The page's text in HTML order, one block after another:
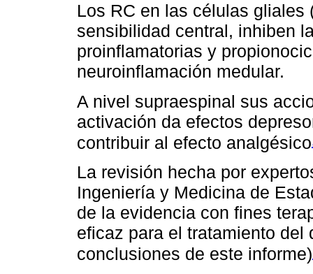
Los RC en las células
sensibilidad central, inhiben
proinflamatorias y
neuroinflamación medular.
A nivel supraespinal sus
activación da efectos
contribuir al efecto analgésico
La revisión hecha por
Ingeniería y Medicina de
de la evidencia con fines
eficaz para el tratamiento
conclusiones de este informe)